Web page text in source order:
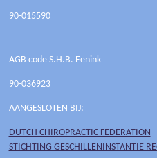
90-015590
AGB code S.H.B. Eenink
90-036923
AANGESLOTEN BIJ:
DUTCH CHIROPRACTIC FEDERATION
STICHTING GESCHILLENINSTANTIE